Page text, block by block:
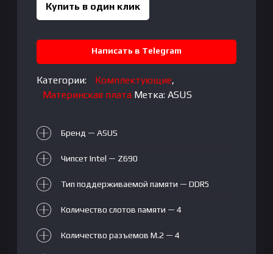
M0EAY0)
Купить в один клик
Написать в Telegram
Категории: Комплектующие,
Материнская плата Метка:ASUS
Бренд — ASUS
Чипсет Intel — Z690
Тип поддерживаемой памяти — DDR5
Количество слотов памяти — 4
Количестворазъемов M.2 — 4